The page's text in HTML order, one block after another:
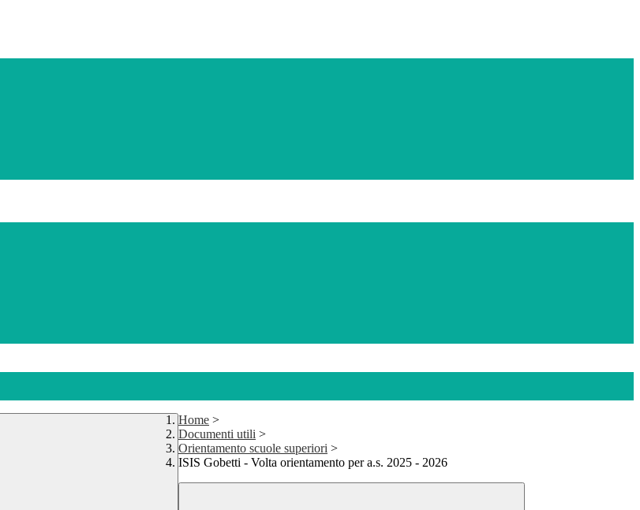
Home >
Documenti utili >
Orientamento scuole superiori >
ISIS Gobetti - Volta orientamento per a.s. 2025 - 2026